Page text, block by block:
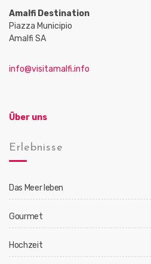
Amalfi Destination
Piazza Municipio
Amalfi SA
info@visitamalfi.info
Über uns
Erlebnisse
Das Meer leben
Gourmet
Hochzeit